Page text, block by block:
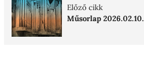
Előző cikk
Műsorlap 2026.02.10.